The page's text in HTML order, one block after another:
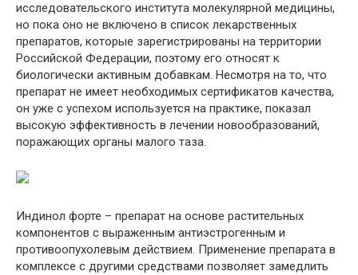
исследовательского института молекулярной медицины,
но пока оно не включено в список лекарственных
препаратов, которые зарегистрированы на территории
Российской Федерации, поэтому его относят к
биологически активным добавкам. Несмотря на то, что
препарат не имеет необходимых сертификатов качества,
он уже с успехом используется на практике, показал
высокую эффективность в лечении новообразований,
поражающих органы малого таза.
Индинол форте – препарат на основе растительных
компонентов с выраженным антиэстрогенным и
противоопухолевым действием. Применение препарата в
комплексе с другими средствами позволяет замедлить